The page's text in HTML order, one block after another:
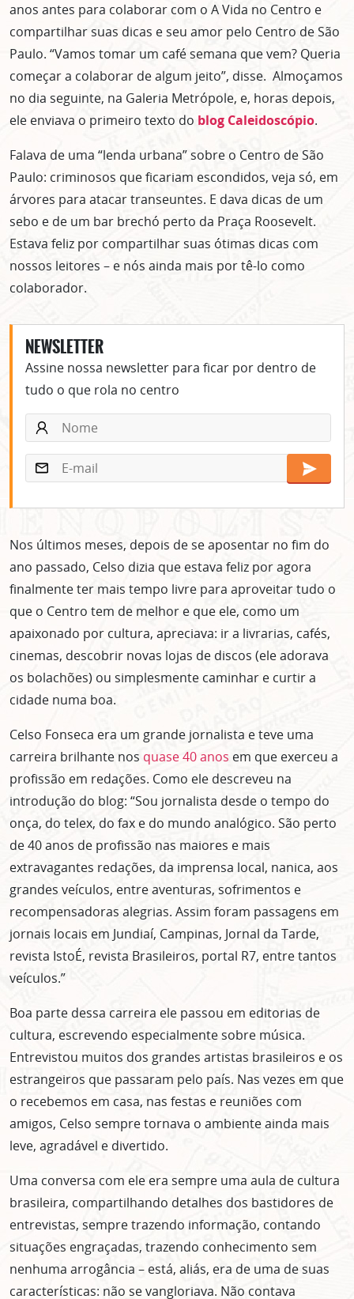
anos antes para colaborar com o A Vida no Centro e
compartilhar suas dicas e seu amor pelo Centro de São
Paulo. “Vamos tomar um café semana que vem? Queria
começar a colaborar de algum jeito”, disse. Almoçamos
no dia seguinte, na Galeria Metrópole, e, horas depois,
ele enviava o primeiro texto do blog Caleidoscópio.
Falava de uma “lenda urbana” sobre o Centro de São
Paulo: criminosos que ficariam escondidos, veja só, em
árvores para atacar transeuntes. E dava dicas de um
sebo e de um bar brechó perto da Praça Roosevelt.
Estava feliz por compartilhar suas ótimas dicas com
nossos leitores – e nós ainda mais por tê-lo como
colaborador.
NEWSLETTER
Assine nossa newsletter para ficar por dentro de
tudo o que rola no centro
Nos últimos meses, depois de se aposentar no fim do
ano passado, Celso dizia que estava feliz por agora
finalmente ter mais tempo livre para aproveitar tudo o
que o Centro tem de melhor e que ele, como um
apaixonado por cultura, apreciava: ir a livrarias, cafés,
cinemas, descobrir novas lojas de discos (ele adorava
os bolachões) ou simplesmente caminhar e curtir a
cidade numa boa.
Celso Fonseca era um grande jornalista e teve uma
carreira brilhante nos quase 40 anos em que exerceu a
profissão em redações. Como ele descreveu na
introdução do blog: “Sou jornalista desde o tempo do
onça, do telex, do fax e do mundo analógico. São perto
de 40 anos de profissão nas maiores e mais
extravagantes redações, da imprensa local, nanica, aos
grandes veículos, entre aventuras, sofrimentos e
recompensadoras alegrias. Assim foram passagens em
jornais locais em Jundiaí, Campinas, Jornal da Tarde,
revista IstoÉ, revista Brasileiros, portal R7, entre tantos
veículos.”
Boa parte dessa carreira ele passou em editorias de
cultura, escrevendo especialmente sobre música.
Entrevistou muitos dos grandes artistas brasileiros e os
estrangeiros que passaram pelo país. Nas vezes em que
o recebemos em casa, nas festas e reuniões com
amigos, Celso sempre tornava o ambiente ainda mais
leve, agradável e divertido.
Uma conversa com ele era sempre uma aula de cultura
brasileira, compartilhando detalhes dos bastidores de
entrevistas, sempre trazendo informação, contando
situações engraçadas, trazendo conhecimento sem
nenhuma arrogância – está, aliás, era de uma de suas
características: não se vangloriava. Não contava